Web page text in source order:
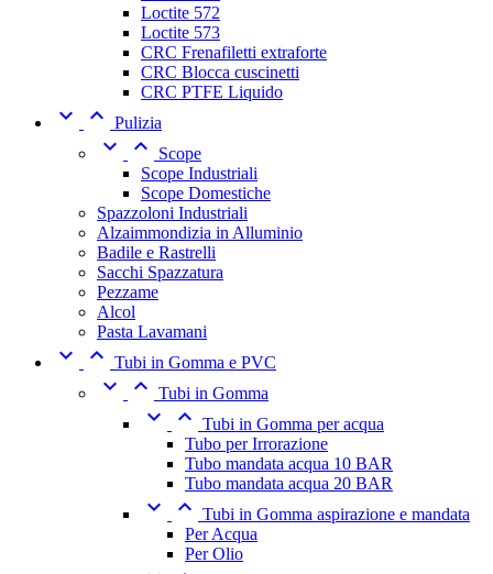
Loctite 572
Loctite 573
CRC Frenafiletti extraforte
CRC Blocca cuscinetti
CRC PTFE Liquido
  Pulizia
 
Scope
Scope Industriali
Scope Domestiche
Spazzoloni Industriali
Alzaimmondizia in Alluminio
Badile e Rastrelli
Sacchi Spazzatura
Pezzame
Alcol
Pasta Lavamani
  Tubi in Gomma e PVC
  Tubi in Gomma
  Tubi in Gomma per acqua
Tubo per Irrorazione
Tubo mandata acqua 10 BAR
Tubo mandata acqua 20 BAR
  Tubi in Gomma aspirazione e mandata
Per Acqua
Per Olio